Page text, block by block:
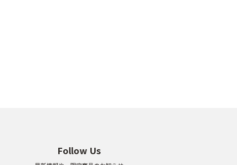
Follow Us